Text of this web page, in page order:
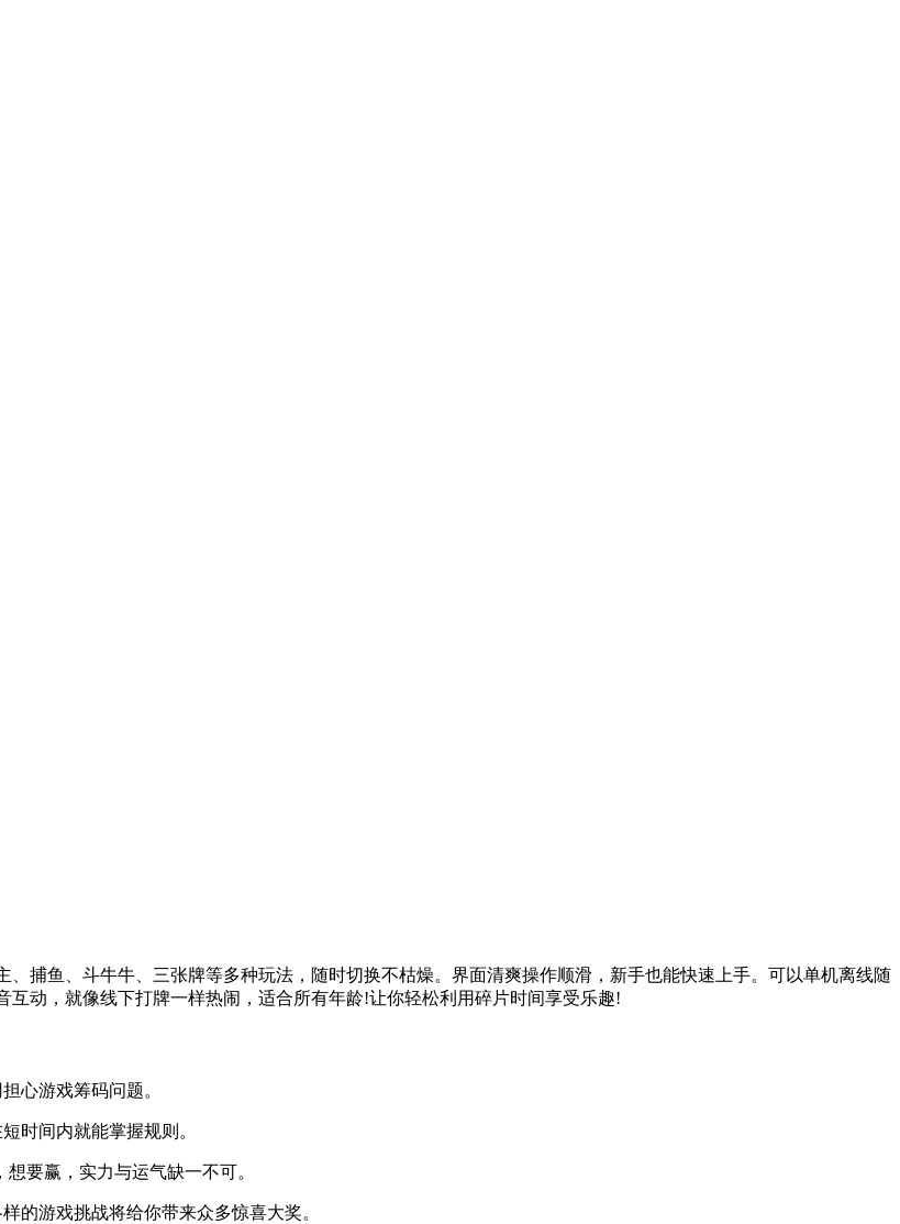
捕鱼、斗牛牛、三张牌等多种玩法，随时切换不枯燥。界面清爽操作顺滑，新手也能快速上手。可以单机离线随
动，就像线下打牌一样热闹，适合所有年龄!让你轻松利用碎片时间享受乐趣!
心游戏筹码问题。
时间内就能掌握规则。
要赢，实力与运气缺一不可。
游戏挑战将给你带来众多惊喜大奖。